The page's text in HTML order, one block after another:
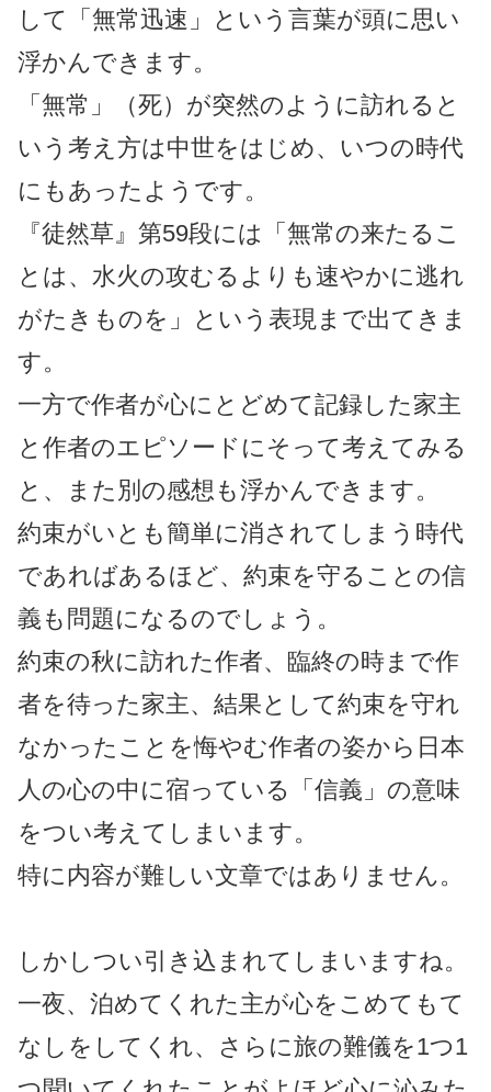
して「無常迅速」という言葉が頭に思い
浮かんできます。
「無常」（死）が突然のように訪れると
いう考え方は中世をはじめ、いつの時代
にもあったようです。
『徒然草』第59段には「無常の来たるこ
とは、水火の攻むるよりも速やかに逃れ
がたきものを」という表現まで出てきま
す。
一方で作者が心にとどめて記録した家主
と作者のエピソードにそって考えてみる
と、また別の感想も浮かんできます。
約束がいとも簡単に消されてしまう時代
であればあるほど、約束を守ることの信
義も問題になるのでしょう。
約束の秋に訪れた作者、臨終の時まで作
者を待った家主、結果として約束を守れ
なかったことを悔やむ作者の姿から日本
人の心の中に宿っている「信義」の意味
をつい考えてしまいます。
特に内容が難しい文章ではありません。
しかしつい引き込まれてしまいますね。
一夜、泊めてくれた主が心をこめてもて
なしをしてくれ、さらに旅の難儀を1つ1